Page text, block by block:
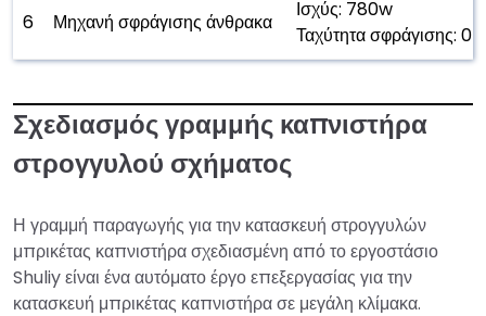
6 Μηχανή σφράγισης άνθρακα
Ισχύς: 780w
Ταχύτητα σφράγισης:
Σχεδιασμός γραμμής καπνιστήρα
στρογγυλού σχήματος
Η γραμμή παραγωγής για την κατασκευή στρογγυλών
μπρικέτας καπνιστήρα σχεδιασμένη από το εργοστάσιο
Shuliy είναι ένα αυτόματο έργο επεξεργασίας για την
κατασκευή μπρικέτας καπνιστήρα σε μεγάλη κλίμακα.